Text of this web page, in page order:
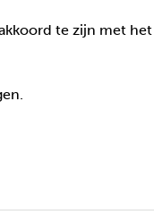
te zijn met